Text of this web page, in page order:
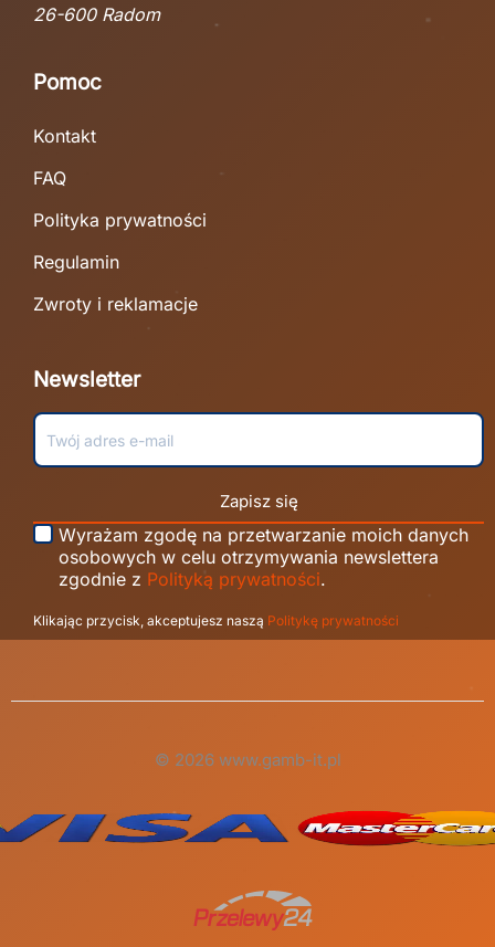
26-600 Radom
Pomoc
Kontakt
FAQ
Polityka prywatności
Regulamin
Zwroty i reklamacje
Newsletter
Zapisz się
Wyrażam zgodę na przetwarzanie moich danych
osobowych w celu otrzymywania newslettera
zgodnie z Polityką prywatności.
Klikając przycisk, akceptujesz naszą Politykę prywatności
© 2026 www.gamb-it.pl